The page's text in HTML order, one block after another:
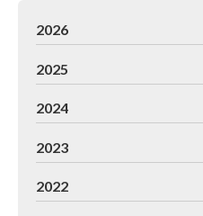
2026
2025
2024
2023
2022